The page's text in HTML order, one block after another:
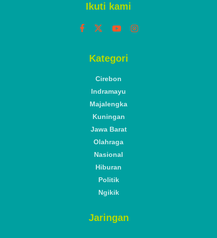
Ikuti kami
Kategori
Cirebon
Indramayu
Majalengka
Kuningan
Jawa Barat
Olahraga
Nasional
Hiburan
Politik
Ngikik
Jaringan